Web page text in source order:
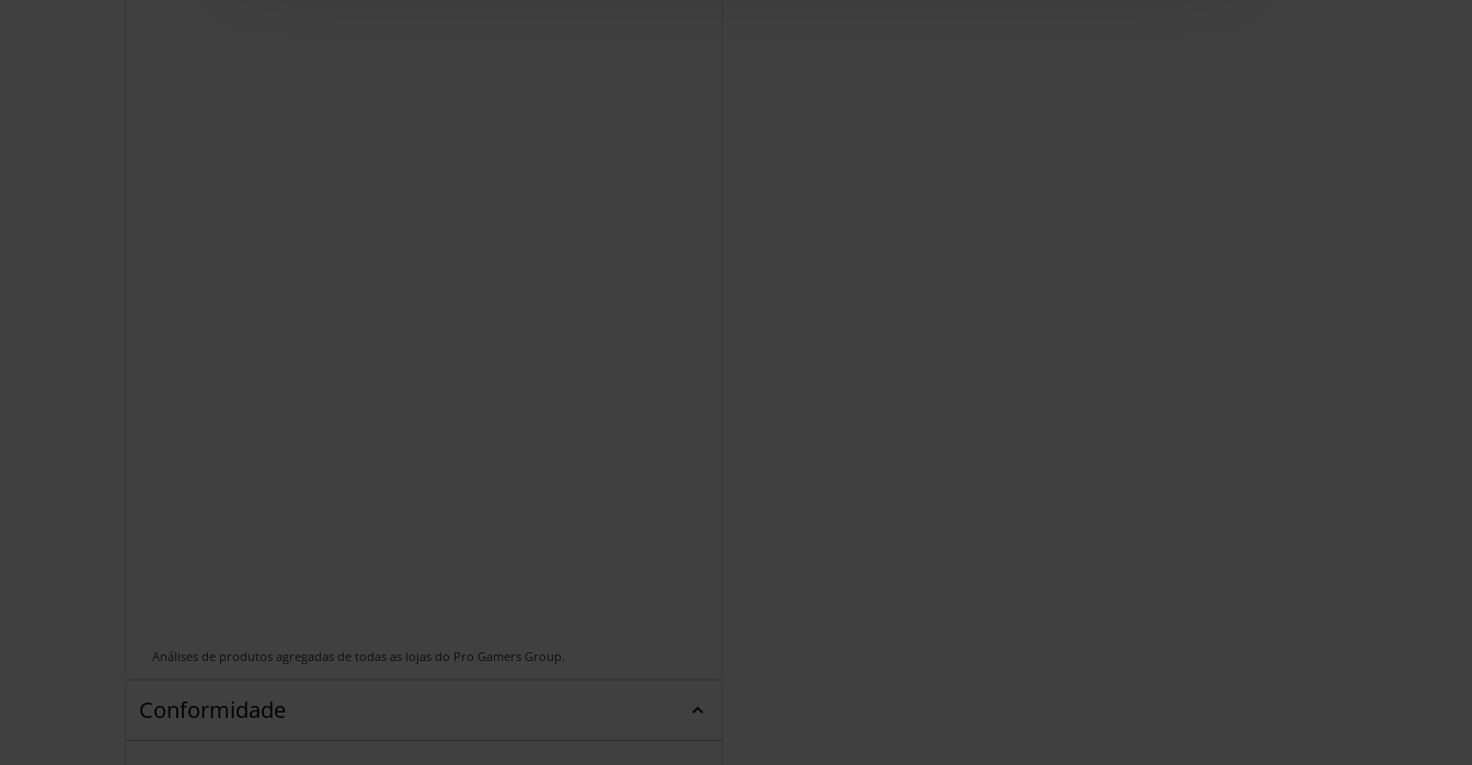
Análises de produtos agregadas de todas as lojas do Pro Gamers Group.
Conformidade